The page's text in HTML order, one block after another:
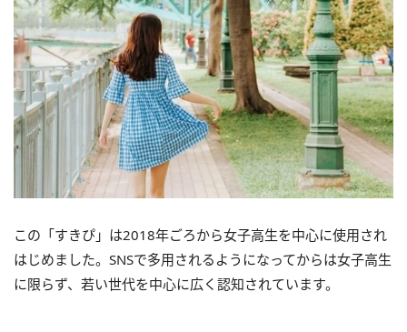
この「すきぴ」は2018年ごろから女子高生を中心に使用され
はじめました。SNSで多用されるようになってからは女子高生
に限らず、若い世代を中心に広く認知されています。